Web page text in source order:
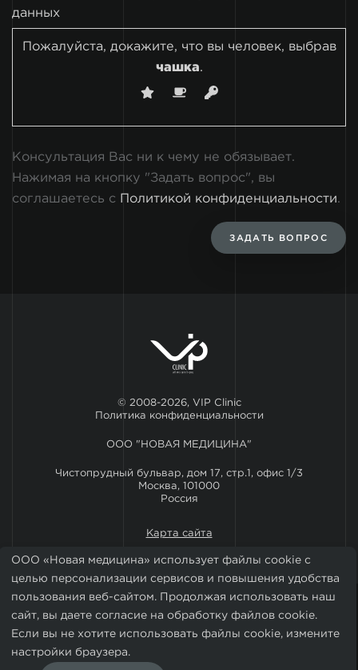
данных
Пожалуйста, докажите, что вы человек, выбрав
чашка.
Консультация Вас ни к чему не обязывает.
Нажимая на кнопку "Задать вопрос", вы
соглашаетесь с
Политикой конфиденциальности.
ЗАДАТЬ ВОПРОС
© 2008-2026, VIP Clinic
Политика конфиденциальности
ООО "НОВАЯ МЕДИЦИНА"
Чистопрудный бульвар, дом 17, стр.1, офис 1/3
Москва, 101000
Россия
Карта сайта
Установить мобильное приложение VIP Clinic
ООО «Новая медицина» использует файлы cookie с
целью персонализации сервисов и повышения удобства
пользования веб-сайтом. Продолжая использовать наш
сайт, вы даете согласие на обработку файлов cookie.
Если вы не хотите использовать файлы cookie, измените
настройки браузера.